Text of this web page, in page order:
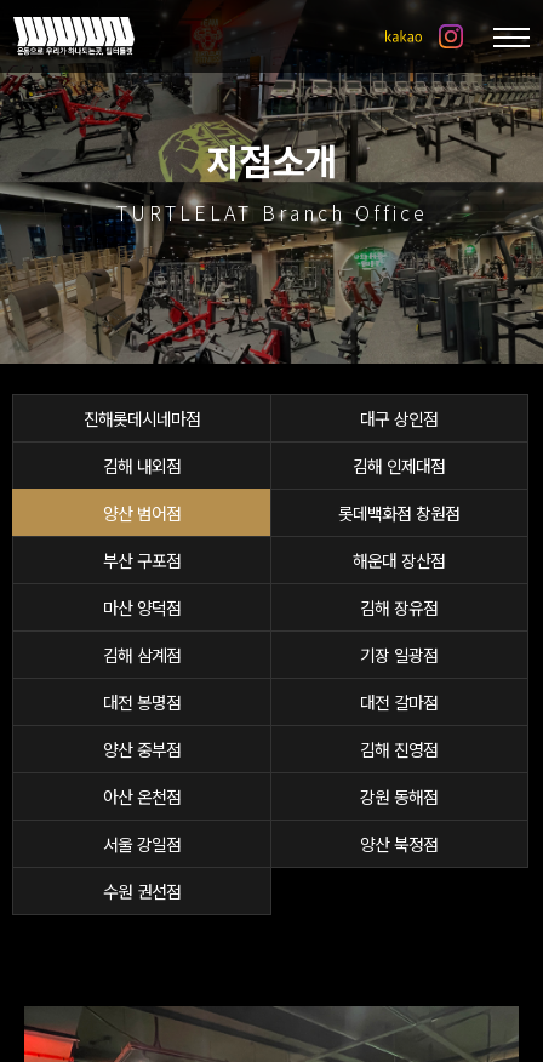
지점소개
TURTLELAT Branch Office
진해롯데시네마점
대구 상인점
김해 내외점
김해 인제대점
양산 범어점
롯데백화점 창원점
부산 구포점
해운대 장산점
마산 양덕점
김해 장유점
김해 삼계점
기장 일광점
대전 봉명점
대전 갈마점
양산 중부점
김해 진영점
아산 온천점
강원 동해점
서울 강일점
양산 북정점
수원 권선점